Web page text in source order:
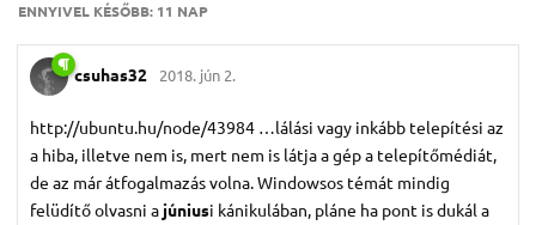
ENNYIVEL KÉSŐBB: 11 NAP
csuhas32 2018. jún 2.
http://ubuntu.hu/node/43984 …lálási vagy inkább telepítési az
a hiba, illetve nem is, mert nem is látja a gép a telepítőmédiát,
de az már átfogalmazás volna. Windowsos témát mindig
felüdítő olvasni a júniusi kánikulában, pláne ha pont is dukál a